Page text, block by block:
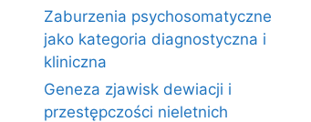
Zaburzenia psychosomatyczne
jako kategoria diagnostyczna i
kliniczna
Geneza zjawisk dewiacji i
przestępczości nieletnich